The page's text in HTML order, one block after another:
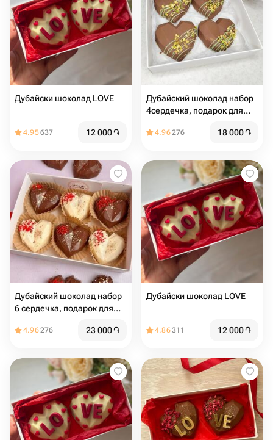
Дубайски шоколад LOVE
4.95637 12 000֏
Дубайский шоколад набор
4сердечка, подарок для
4.96276 18 000֏
Дубайский шоколад набор
6 сердечка, подарок для
4.96276 23 000֏
Дубайски шоколад LOVE
4.86311 12 000֏